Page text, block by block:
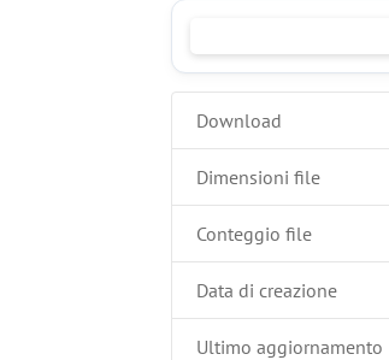
Download
Dimensioni file
Conteggio file
Data di creazione
Ultimo aggiornamento